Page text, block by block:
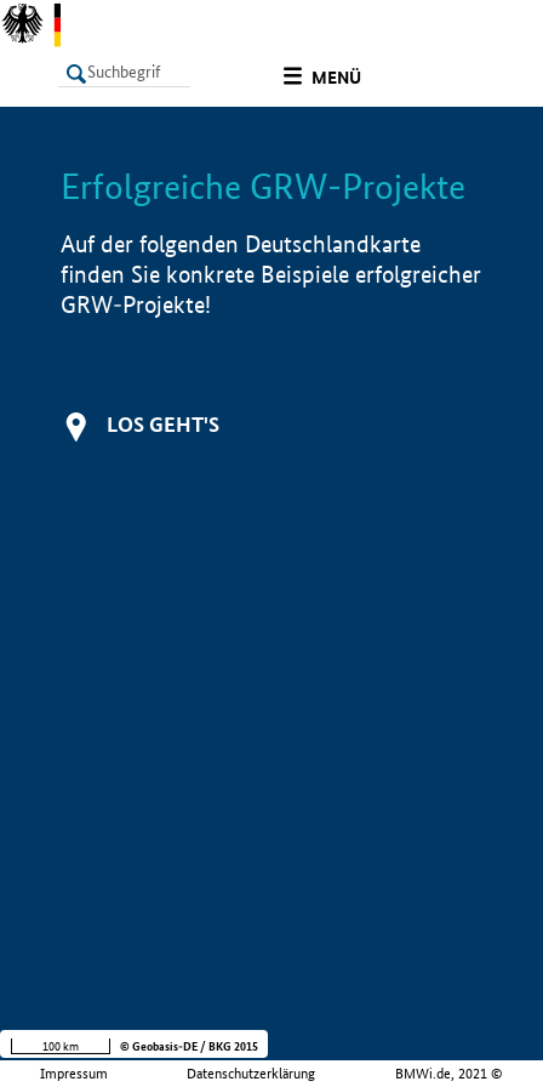
MENÜ
LISTE Info
Erfolgreiche GRW-Projekte
Auf der folgenden Deutschlandkarte
finden Sie konkrete Beispiele erfolgreicher
GRW-Projekte!
LOS GEHT'S
Impressum Datenschutzerklärung BMWi.de, 2021 ©
100 km © Geobasis-DE / BKG 2015